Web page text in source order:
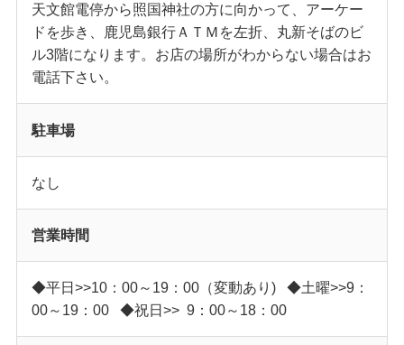
天文館電停から照国神社の方に向かって、アーケー
ドを歩き、鹿児島銀行ＡＴＭを左折、丸新そばのビ
ル3階になります。お店の場所がわからない場合はお
電話下さい。
駐車場
なし
営業時間
◆平日>>10：00～19：00（変動あり) ◆土曜>>9：
00～19：00 ◆祝日>> 9：00～18：00